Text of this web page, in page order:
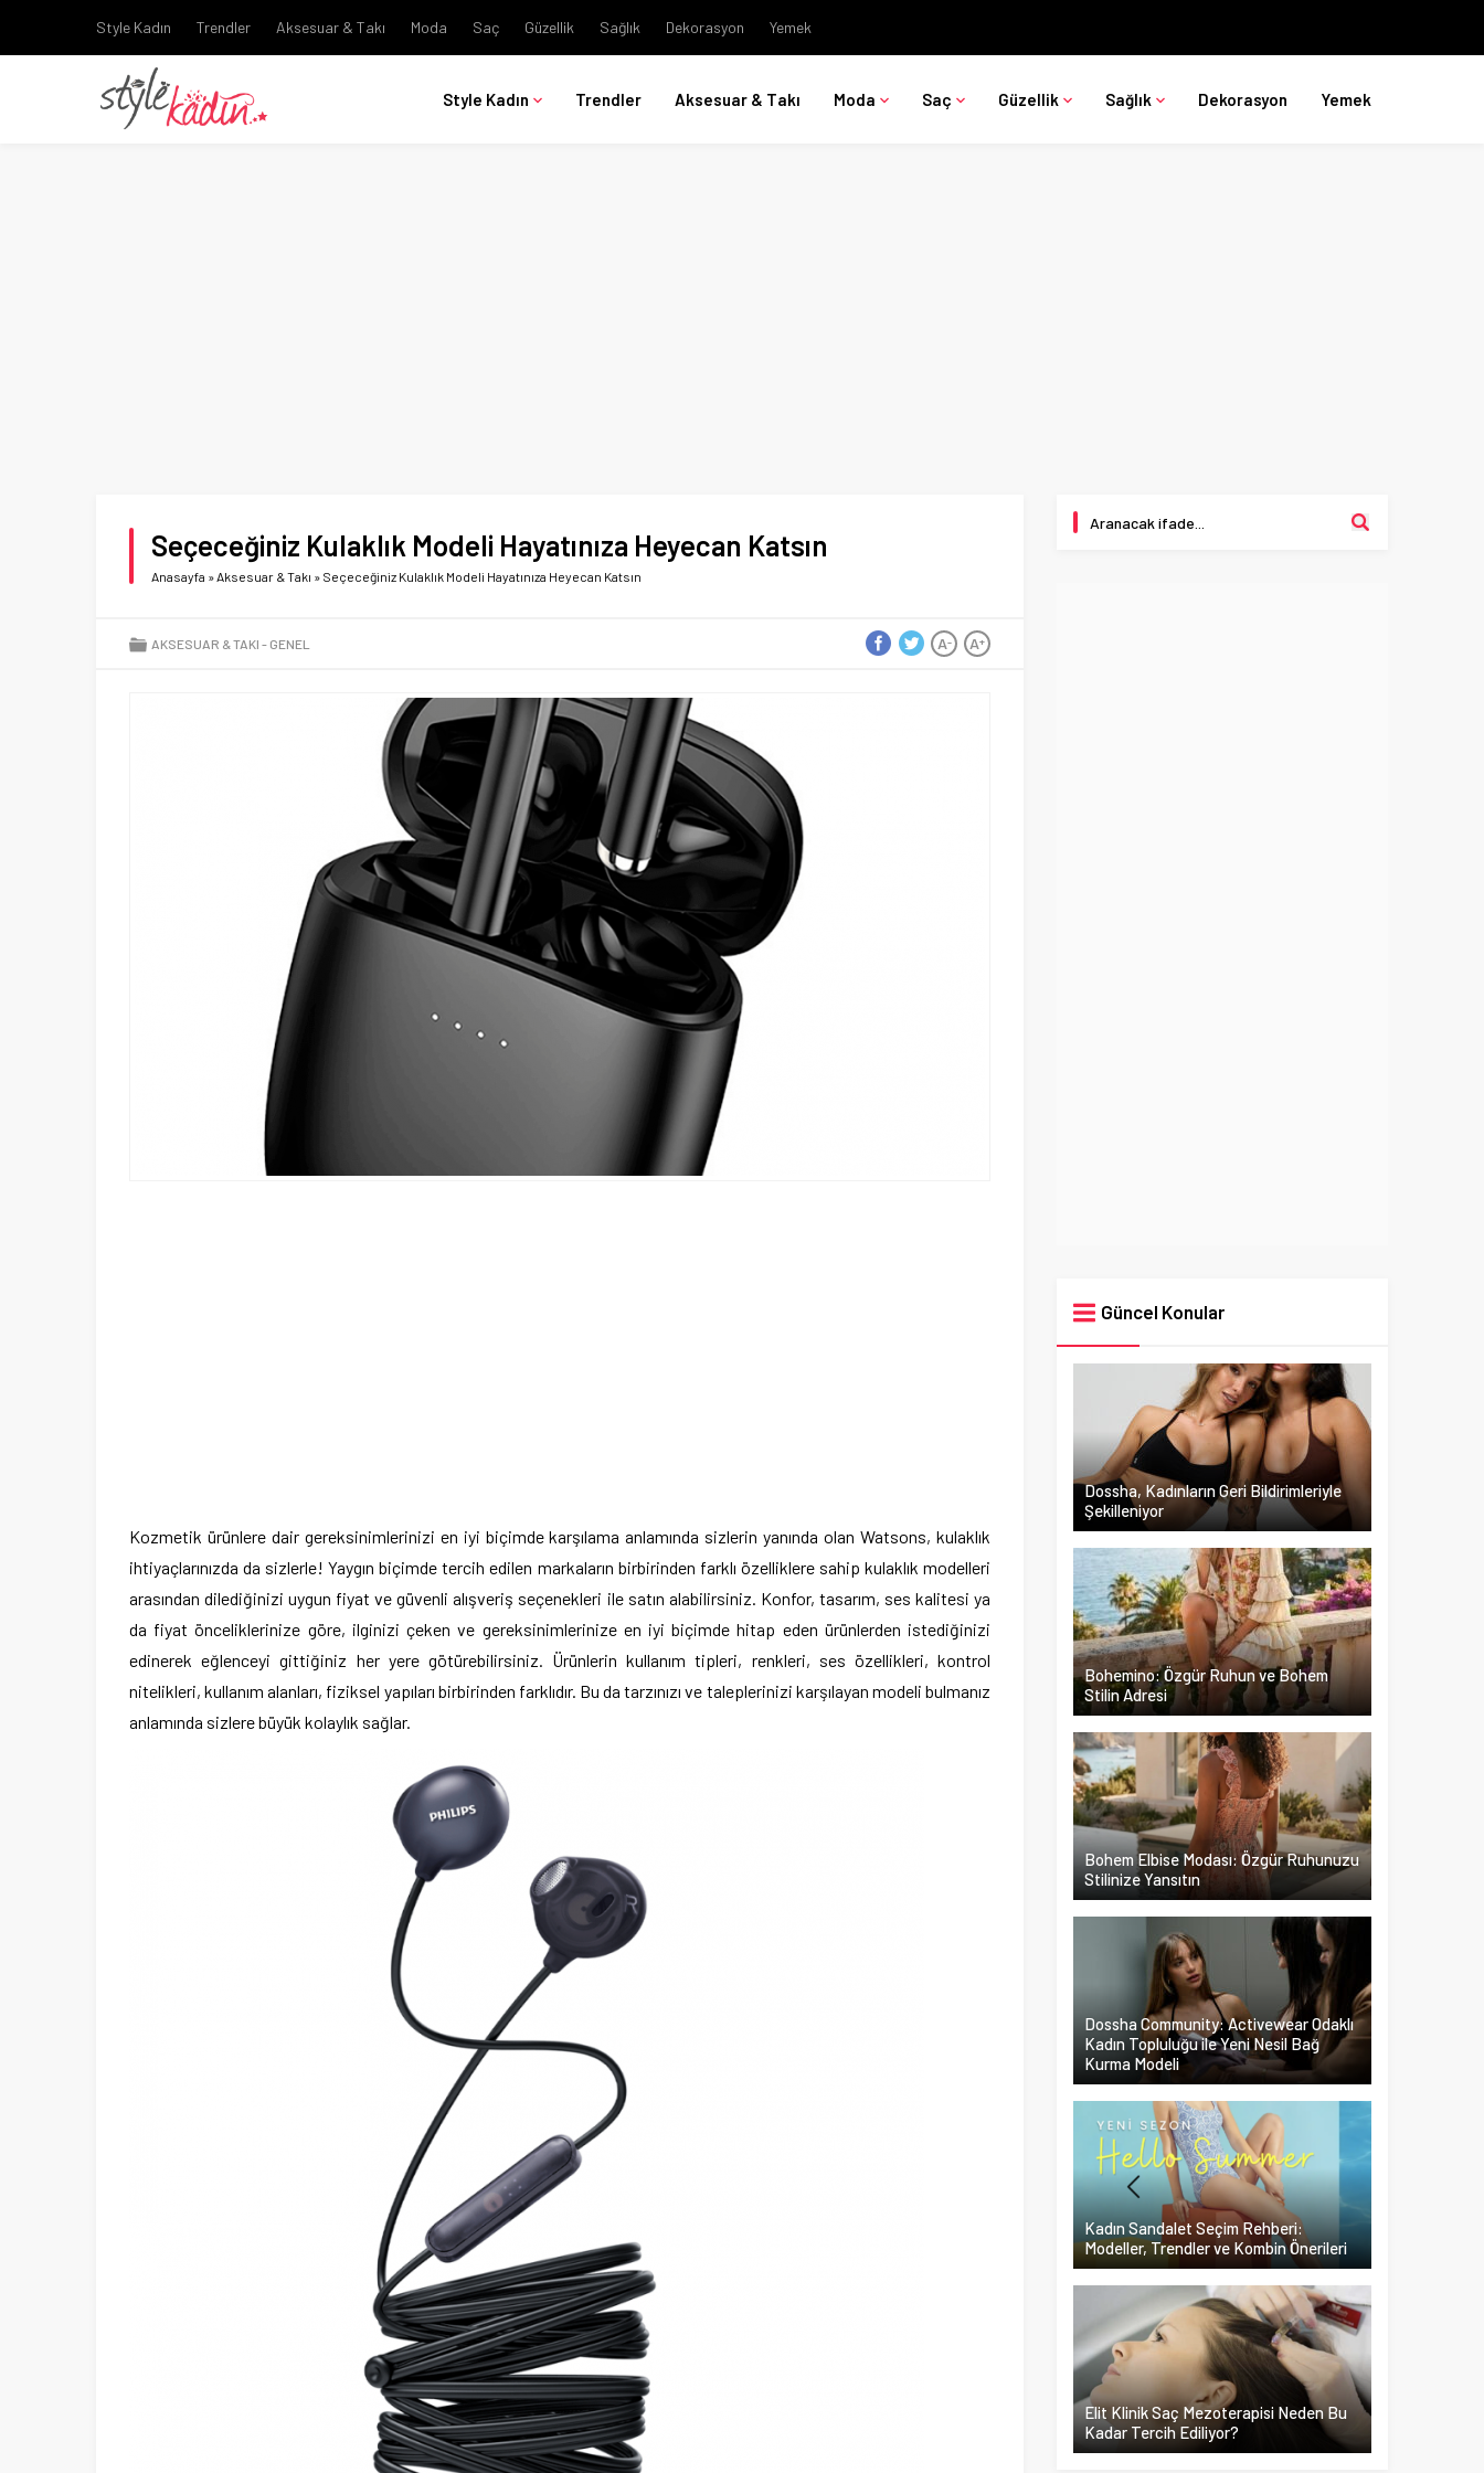
Style Kadın Trendler Aksesuar & Takı Moda Saç Güzellik Sağlık Dekorasyon Yemek
Style Kadın Trendler Aksesuar & Takı Moda Saç Güzellik Sağlık Dekorasyon Yemek
Seçeceğiniz Kulaklık Modeli Hayatınıza Heyecan Katsın
Anasayfa »Aksesuar & Takı » Seçeceğiniz Kulaklık Modeli Hayatınıza Heyecan Katsın
AKSESUAR & TAKI GENEL A+
A-
Kozmetik ürünlere dair gereksinimlerinizi en iyi biçimde karşılama anlamında sizlerin yanında olan Watsons, kulaklık
ihtiyaçlarınızda da sizlerle! Yaygın biçimde tercih edilen markaların birbirinden farklı özelliklere sahip kulaklık modelleri
arasından dilediğinizi uygun fiyat ve güvenli alışveriş seçenekleri ile satın alabilirsiniz. Konfor, tasarım, ses kalitesi ya
da fiyat önceliklerinize göre, ilginizi çeken ve gereksinimlerinize en iyi biçimde hitap eden ürünlerden istediğinizi
edinerek eğlenceyi gittiğiniz her yere götürebilirsiniz. Ürünlerin kullanım tipleri, renkleri, ses özellikleri, kontrol
nitelikleri, kullanım alanları, fiziksel yapıları birbirinden farklıdır. Bu da tarzınızı ve taleplerinizi karşılayan modeli bulmanız
anlamında sizlere büyük kolaylık sağlar.
Güncel Konular
Dossha, Kadınların Geri Bildirimleriyle
Şekilleniyor
Bohemino: Özgür Ruhun ve Bohem
Stilin Adresi
Bohem Elbise Modası: Özgür Ruhunuzu
Stilinize Yansıtın
Dossha Community: Activewear Odaklı
Kadın Topluluğu ile Yeni Nesil Bağ
Kurma Modeli
Kadın Sandalet Seçim Rehberi:
Modeller, Trendler ve Kombin Önerileri
Elit Klinik Saç Mezoterapisi Neden Bu
Kadar Tercih Ediliyor?